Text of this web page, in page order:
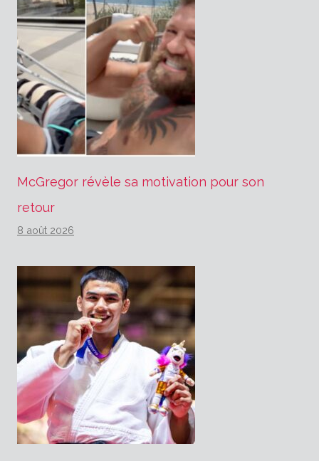
McGregor révèle sa motivation pour son
retour
8 août 2026